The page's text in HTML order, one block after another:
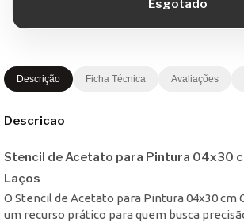
Descrição Ficha Técnica Avaliações
Descricao
Stencil de Acetato para Pintura 04x30
Laços
O Stencil de Acetato para Pintura 04x30 cm
um recurso prático para quem busca